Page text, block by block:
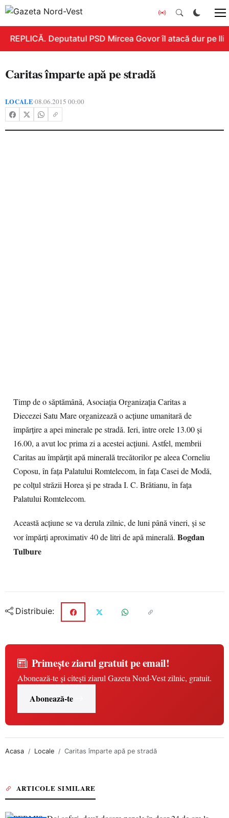
REPLICĂ. Deputatul PSD Mircea Govor îl atacă dur pe
Caritas împarte apă pe stradă
LOCALE•08.06.2015 00:00
Timp de o săptămână, Asociaţia Organizaţia Caritas a
Diecezei Satu Mare organizează o acţiune umanitară de
împărţire a apei minerale pe stradă. Ieri, între orele 13.00 şi
16.00, a avut loc prima zi a acestei acţiuni. Astfel, membrii
Caritas au împărţit apă minerală trecătorilor pe aleea Corneliu
Coposu, în faţa Palatului Romtelecom, în faţa Casei de Modă,
pe colţul străzii Horea şi pe strada I. C. Brătianu, în faţa
Palatului Romtelecom.
Această acţiune se va derula zilnic, de luni până vineri, şi se
vor împărţi aproximativ 40 de litri de apă minerală. Bogdan
Tulbure
Distribuie:
Primește ziarul gratuit pe email!
Abonează-te și citești ziarul Gazeta Nord-Vest zilnic, gratuit.
Abonează-te
Acasa Locale Caritas împarte apă pe stradă
ARTICOLE SIMILARE